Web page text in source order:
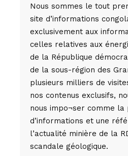
Nous sommes le tout
site d’informations
exclusivement aux
celles relatives aux
de la République
de la sous-région des
plusieurs milliers de
nos contenus exclusifs,
nous impo¬ser comme la
d’informations et une
l’actualité minière de la
scandale géologique.